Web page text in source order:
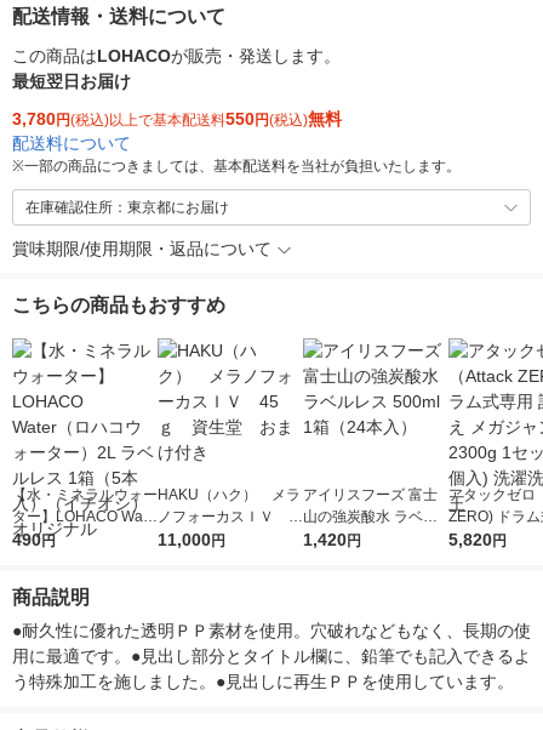
配送情報・送料について
この商品はLOHACOが販売・発送します。
最短翌日お届け
3,780円(税込)以上で基本配送料550円(税込)無料
配送料について
※一部の商品につきましては、基本配送料を当社が負担いたします。
在庫確認住所：東京都にお届け
賞味期限/使用期限・返品について
こちらの商品もおすすめ
【水・ミネラルウォー
ター】LOHACO Wate
r（ロハコウォータ
シ） オリジナル
490円
HAKU（ハク） メラ
ノフォーカスＩＶ 4
5ｇ 資生堂 おまけ
11,000円
アイリスフーズ 富士
山の強炭酸水 ラベル
レス 500ml 1箱（24
1,420円
アタックゼロ
ZERO) ドラ
詰め替え メガ
5,820円
商品説明
●耐久性に優れた透明ＰＰ素材を使用。穴破れなどもなく、長期の使
用に最適です。●見出し部分とタイトル欄に、鉛筆でも記入できるよ
う特殊加工を施しました。●見出しに再生ＰＰを使用しています。